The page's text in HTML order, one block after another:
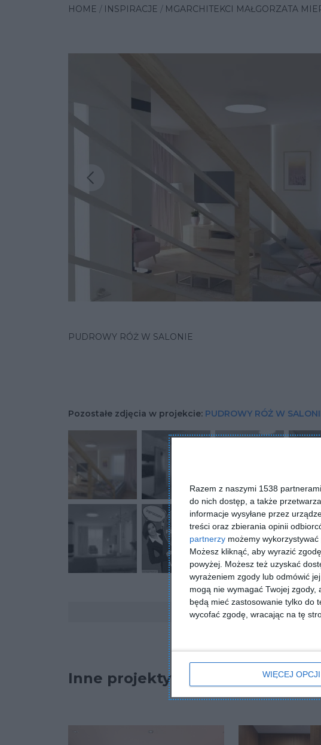
Razem z naszymi 1538
do nich dostęp, a także
informacje wysyłane przez
treści oraz zbierania opinii
partnerzy możemy
Możesz kliknąć, aby wyrazić
powyżej. Możesz też uzyskać
wyrażeniem zgody lub odmówić jej
mogą nie wymagać Twojej
będą mieć zastosowanie tylko do
wycofać zgodę, wracając na tę
WIĘCEJ OPCJI
HOME INSPIRACJE MGARCHITEKCI MAŁGORZATA
Poprzednia inspiracja
PUDROWY RÓŻ W SALONIE
Pozostałe zdjęcia w projekcie: PUDROWY RÓŻ W
Inne projekty